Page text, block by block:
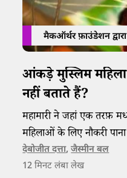
मैकऑर्थर फ़ाउंडेशन
आंकड़े मुस्लिम महिला
नहीं बताते हैं?
महामारी ने जहां एक तरफ़
महिलाओं के लिए नौकरी
ओर निम्न-आय वाले परिवारों
संघर्ष करना पड़ रहा है।
देबोजीत दत्ता,जैस्मीन बल
12 मिनट लंबा लेख